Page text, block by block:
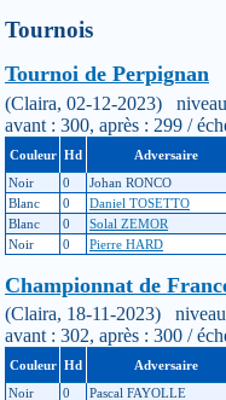
Tournois
Tournoi de Perpignan
(Claira, 02-12-2023)
avant : 300, après : 299 /
Couleur Hd Adversaire
Noir
0 Johan RONCO
Blanc
0 Daniel TOSETTO
Blanc
0 Solal ZEMOR
Noir
0 Pierre HARD
Championnat de
(Claira, 18-11-2023)
avant : 302, après : 300 /
Couleur Hd Adversaire
Noir
0 Pascal FAYOLLE